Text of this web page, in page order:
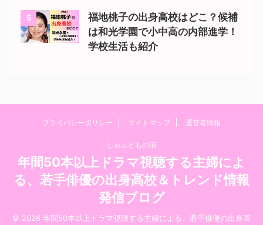
5
福地桃子の出身高校はどこ？候補
は和光学園で小中高の内部進学！
学校生活も紹介
プライバシーポリシー サイトマップ 運営者情報
しゅふともの沼
年間50本以上ドラマ視聴する主婦によ
る、若手俳優の出身高校＆トレンド情報
発信ブログ
© 2026 年間50本以上ドラマ視聴する主婦による、若手俳優の出身高